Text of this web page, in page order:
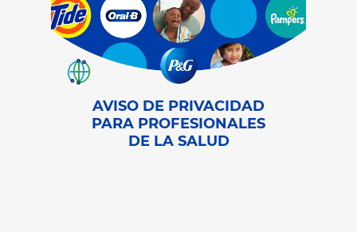
AVISO DE PRIVACIDAD
PARA PROFESIONALES
DE LA SALUD